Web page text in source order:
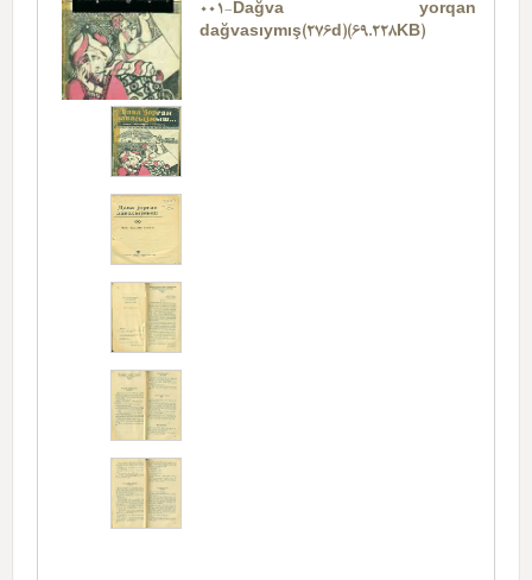
001-Dağva yorqan
dağvasıymış(276d)(69.228KB)